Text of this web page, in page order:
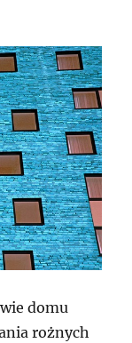
domu
rożnych